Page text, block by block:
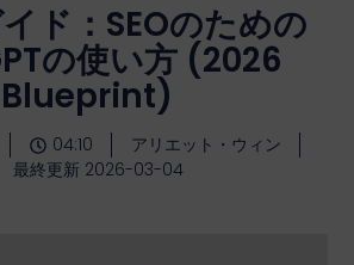
ド：SEOのための
の使い方 (2026
Blueprint)
04:10
アリエット・ウィン
最終更新 2026-03-04